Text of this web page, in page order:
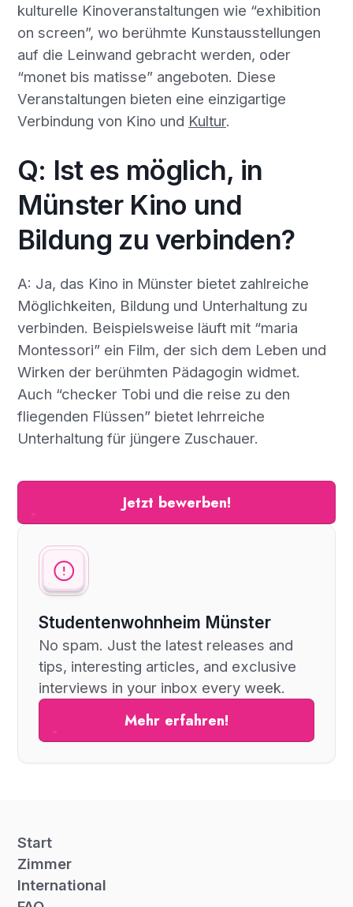
kulturelle Kinoveranstaltungen wie “exhibition
on screen”, wo berühmte Kunstausstellungen
auf die Leinwand gebracht werden, oder
“monet bis matisse” angeboten. Diese
Veranstaltungen bieten eine einzigartige
Verbindung von Kino und Kultur.
Q: Ist es möglich, in
Münster Kino und
Bildung zu verbinden?
A: Ja, das Kino in Münster bietet zahlreiche
Möglichkeiten, Bildung und Unterhaltung zu
verbinden. Beispielsweise läuft mit “maria
Montessori” ein Film, der sich dem Leben und
Wirken der berühmten Pädagogin widmet.
Auch “checker Tobi und die reise zu den
fliegenden Flüssen” bietet lehrreiche
Unterhaltung für jüngere Zuschauer.
Jetzt bewerben!
Studentenwohnheim Münster
No spam. Just the latest releases and
tips, interesting articles, and exclusive
interviews in your inbox every week.
Mehr erfahren!
Start
Zimmer
International